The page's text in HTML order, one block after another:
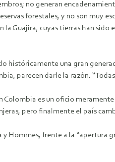
no generan
forestales, y no son muy
la Guajira, cuyas tierras han sido
históricamente una gran
parecen darle la razón.
Colombia es un oficio
pero finalmente el país
Hommes, frente a la “apertura